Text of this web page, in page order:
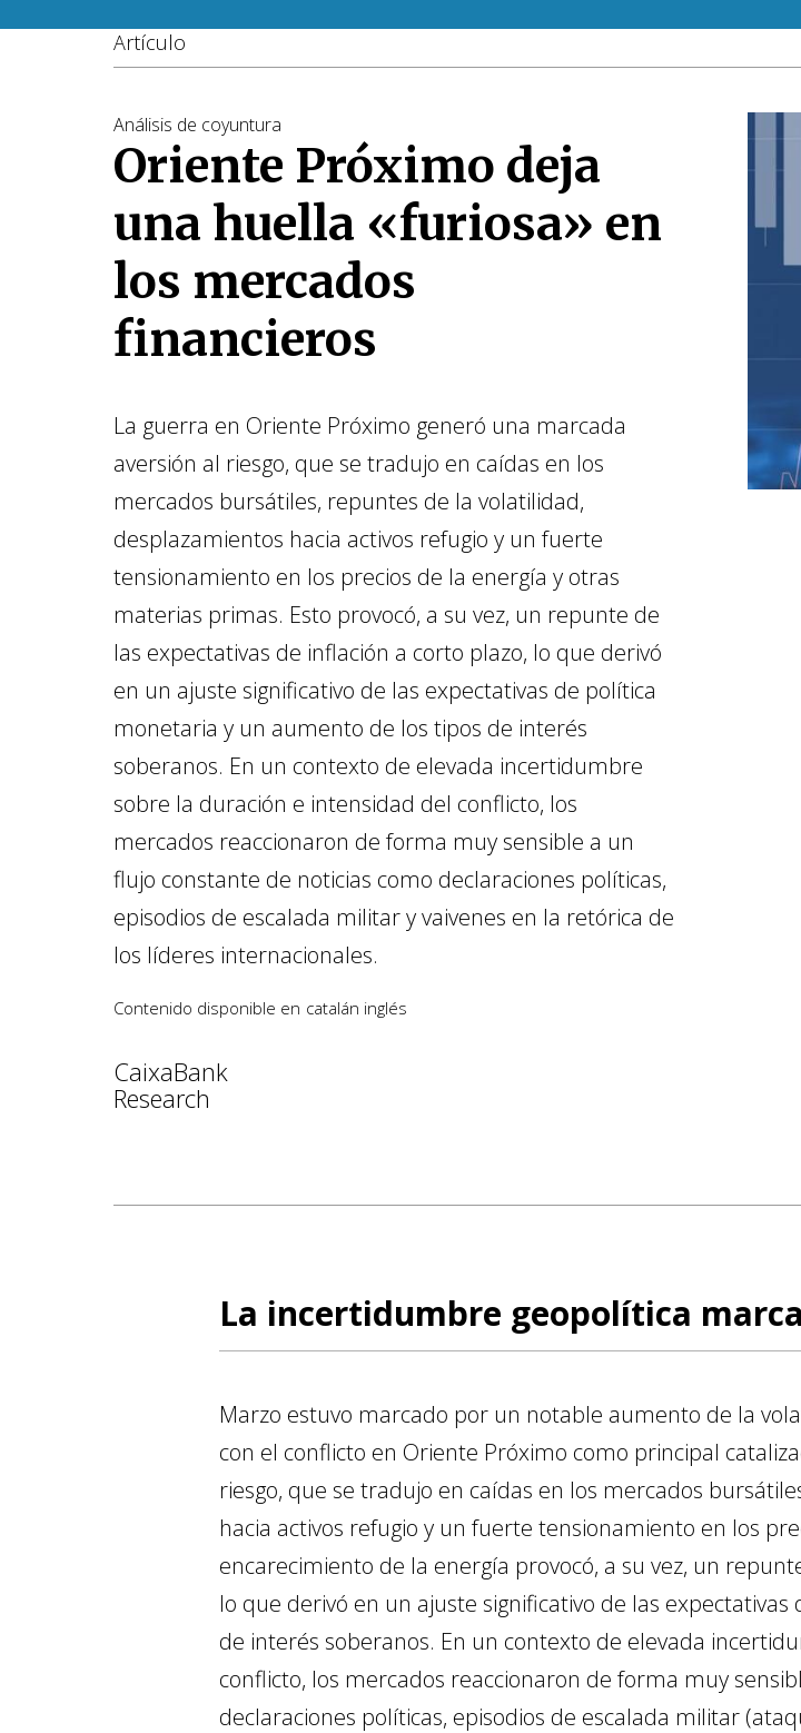
Artículo
Análisis de coyuntura
Oriente Próximo deja
una huella «furiosa» en
los mercados
financieros
La guerra en Oriente Próximo generó una marcada
aversión al riesgo, que se tradujo en caídas en los
mercados bursátiles, repuntes de la volatilidad,
desplazamientos hacia activos refugio y un fuerte
tensionamiento en los precios de la energía y otras
materias primas. Esto provocó, a su vez, un repunte de
las expectativas de inflación a corto plazo, lo que derivó
en un ajuste significativo de las expectativas de política
monetaria y un aumento de los tipos de interés
soberanos. En un contexto de elevada incertidumbre
sobre la duración e intensidad del conflicto, los
mercados reaccionaron de forma muy sensible a un
flujo constante de noticias como declaraciones políticas,
episodios de escalada militar y vaivenes en la retórica de
los líderes internacionales.
Contenido disponible en catalán inglés
CaixaBank
Research
La incertidumbre geopolítica
Marzo estuvo marcado por un notable aumento de la
con el conflicto en Oriente Próximo como principal
riesgo, que se tradujo en caídas en los mercados
hacia activos refugio y un fuerte tensionamiento en los
encarecimiento de la energía provocó, a su vez, un
lo que derivó en un ajuste significativo de las
de interés soberanos. En un contexto de elevada
conflicto, los mercados reaccionaron de forma muy
declaraciones políticas, episodios de escalada militar